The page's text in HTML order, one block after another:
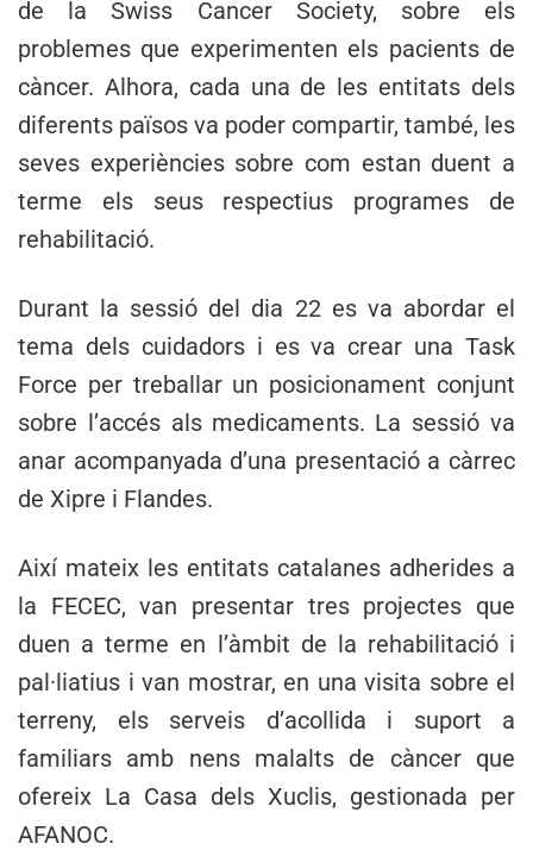
de la Swiss Cancer Society, sobre els
problemes que experimenten els pacients de
càncer. Alhora, cada una de les entitats dels
diferents països va poder compartir, també, les
seves experiències sobre com estan duent a
terme els seus respectius programes de
rehabilitació.
Durant la sessió del dia 22 es va abordar el
tema dels cuidadors i es va crear una Task
Force per treballar un posicionament conjunt
sobre l’accés als medicaments. La sessió va
anar acompanyada d’una presentació a càrrec
de Xipre i Flandes.
Així mateix les entitats catalanes adherides a
la FECEC, van presentar tres projectes que
duen a terme en l’àmbit de la rehabilitació i
pal·liatius i van mostrar, en una visita sobre el
terreny, els serveis d’acollida i suport a
familiars amb nens malalts de càncer que
ofereix La Casa dels Xuclis, gestionada per
AFANOC.